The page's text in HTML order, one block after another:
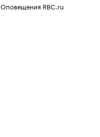
Оповещения RBC.ru